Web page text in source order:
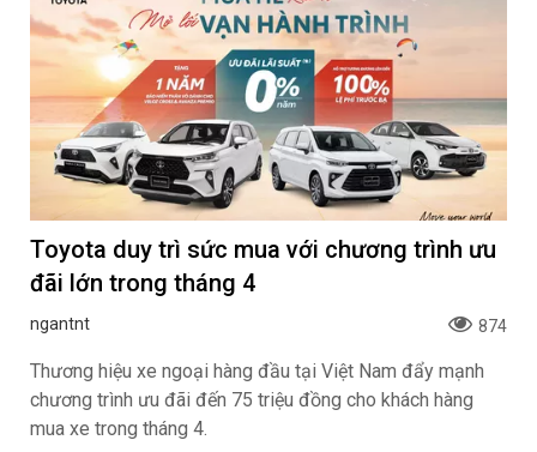
Toyota duy trì sức mua với chương trình ưu
đãi lớn trong tháng 4
ngantnt 874
Thương hiệu xe ngoại hàng đầu tại Việt Nam đẩy mạnh
chương trình ưu đãi đến 75 triệu đồng cho khách hàng
mua xe trong tháng 4.